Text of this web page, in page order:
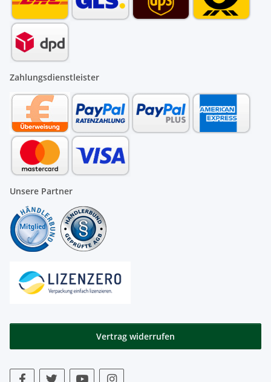
Zahlungsdienstleister
Unsere Partner
Vertrag widerrufen